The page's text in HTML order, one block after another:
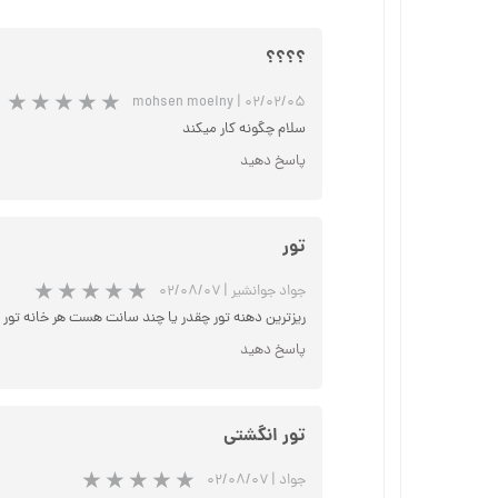
؟؟؟؟
mohsen moeiny | ۰۲/۰۲/۰۵
سلام چگونه کار میکند
پاسخ دهید
تور
جواد جوانشیر | ۰۲/۰۸/۰۷
ریزترین دهنه تور چقدر یا چند سانت هست هر خانه تور
پاسخ دهید
تور انگشتی
جواد | ۰۲/۰۸/۰۷